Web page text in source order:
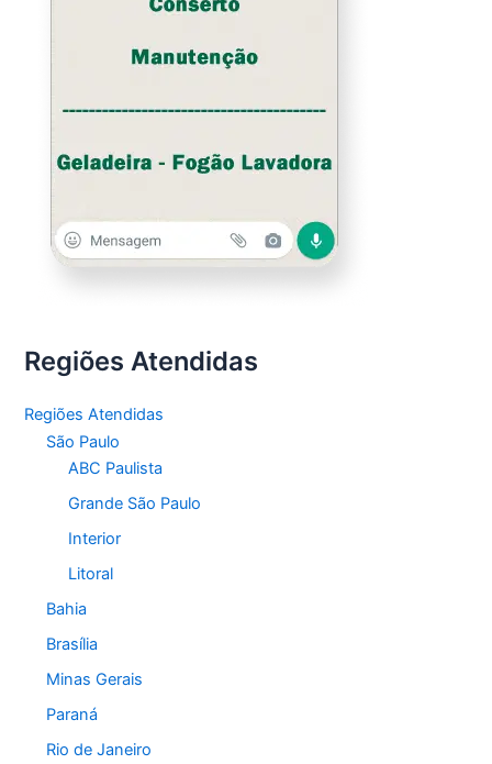
Regiões Atendidas
Regiões Atendidas
São Paulo
ABC Paulista
Grande São Paulo
Interior
Litoral
Bahia
Brasília
Minas Gerais
Paraná
Rio de Janeiro